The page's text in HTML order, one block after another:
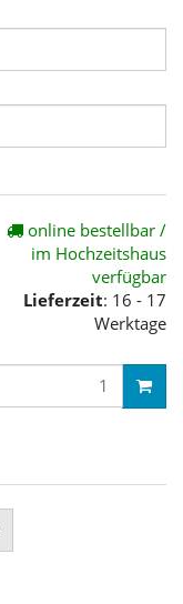
online bestellbar /
im Hochzeitshaus
verfügbar
Lieferzeit: 16 - 17
Werktage